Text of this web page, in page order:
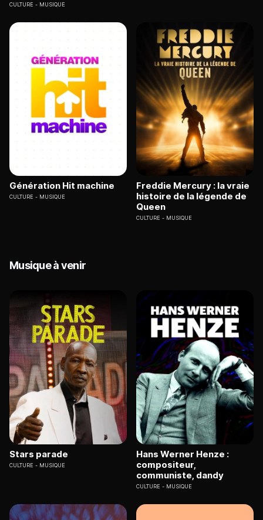
CULTURE MUSIQUE
Génération Hit machine
CULTURE MUSIQUE
Freddie Mercury : la vraie
histoire de la légende de
Queen
CULTURE MUSIQUE
Musique à venir
Stars parade
CULTURE MUSIQUE
Hans Werner Henze :
compositeur,
communiste, dandy
CULTURE MUSIQUE